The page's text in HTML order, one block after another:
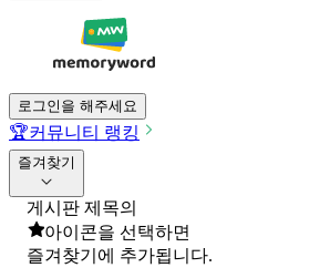
로그인을 해주세요
🏆커뮤니티 랭킹
즐겨찾기
게시판 제목의
아이콘을 선택하면
즐겨찾기에 추가됩니다.